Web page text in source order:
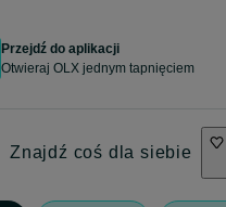
Przejdź do aplikacji
Otwieraj OLX jednym tapnięciem
Znajdź coś dla siebie